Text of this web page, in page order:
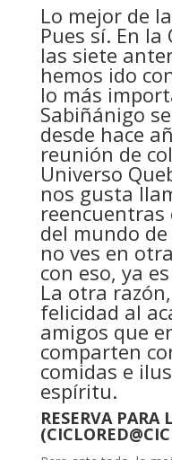
Lo mejor de
Pues sí. En la
las siete
hemos ido
lo más
Sabiñánigo
desde hace
reunión de
Universo
nos gusta
reencuentras
del mundo
no ves en
con eso, ya
La otra
felicidad al
amigos que
comparten
comidas e
espíritu.
RESERVA PARA